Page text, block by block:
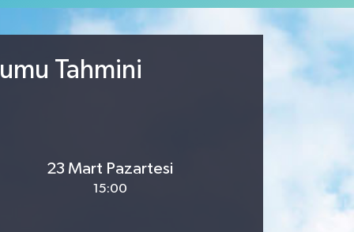
0 Tahmini
23 Mart Pazartesi
15:00